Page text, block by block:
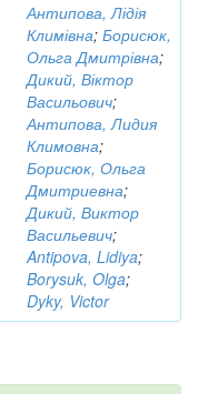
Антипова, Лідія
Климівна; Борисюк,
Ольга Дмитрівна;
Дикий, Віктор
Васильович;
Антипова, Лидия
Климовна;
Борисюк, Ольга
Дмитриевна;
Дикий, Виктор
Васильевич;
Antipova, Lidiya;
Borysuk, Olga;
Dyky, Victor